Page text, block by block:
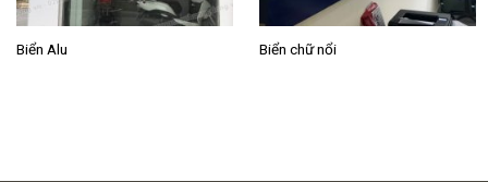
Biển Alu Biển chữ nổi